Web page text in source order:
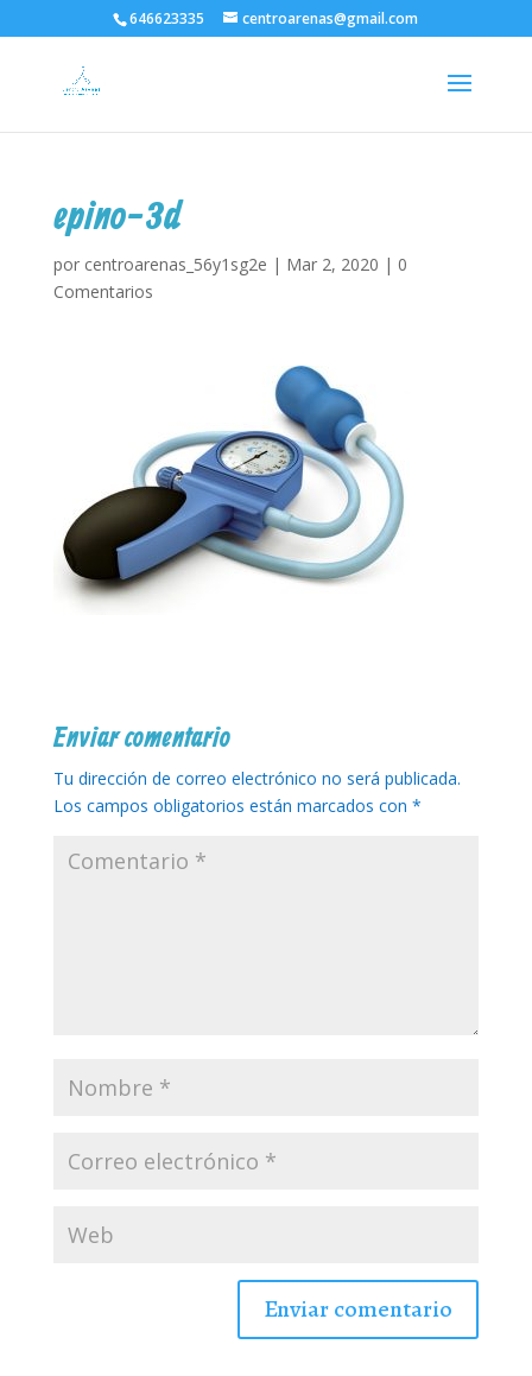
646623335 centroarenas@gmail.com
epino-3d
por centroarenas_56y1sg2e | Mar 2, 2020 | 0
Comentarios
Enviar comentario
Tu dirección de correo electrónico no será publicada.
Los campos obligatorios están marcados con *